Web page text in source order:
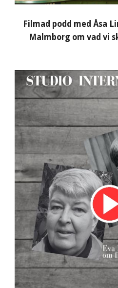
Filmad podd med Åsa
Malmborg om vad vi